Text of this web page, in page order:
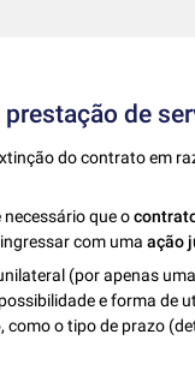
de
do contrato em
necessário que o
com umaação
(por apenas
e forma de
o tipo de prazo